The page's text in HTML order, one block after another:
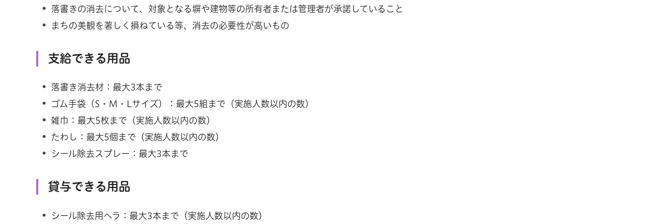
落書きの消去について、対象となる塀や建物等の所有者または管理者が承諾していること
まちの美観を著しく損ねている等、消去の必要性が高いもの
支給できる用品
落書き消去材：最大3本まで
ゴム手袋（S・M・Lサイズ）：最大5組まで（実施人数以内の数）
雑巾：最大5枚まで（実施人数以内の数）
たわし：最大5個まで（実施人数以内の数）
シール除去スプレー：最大3本まで
貸与できる用品
シール除去用ヘラ：最大3本まで（実施人数以内の数）